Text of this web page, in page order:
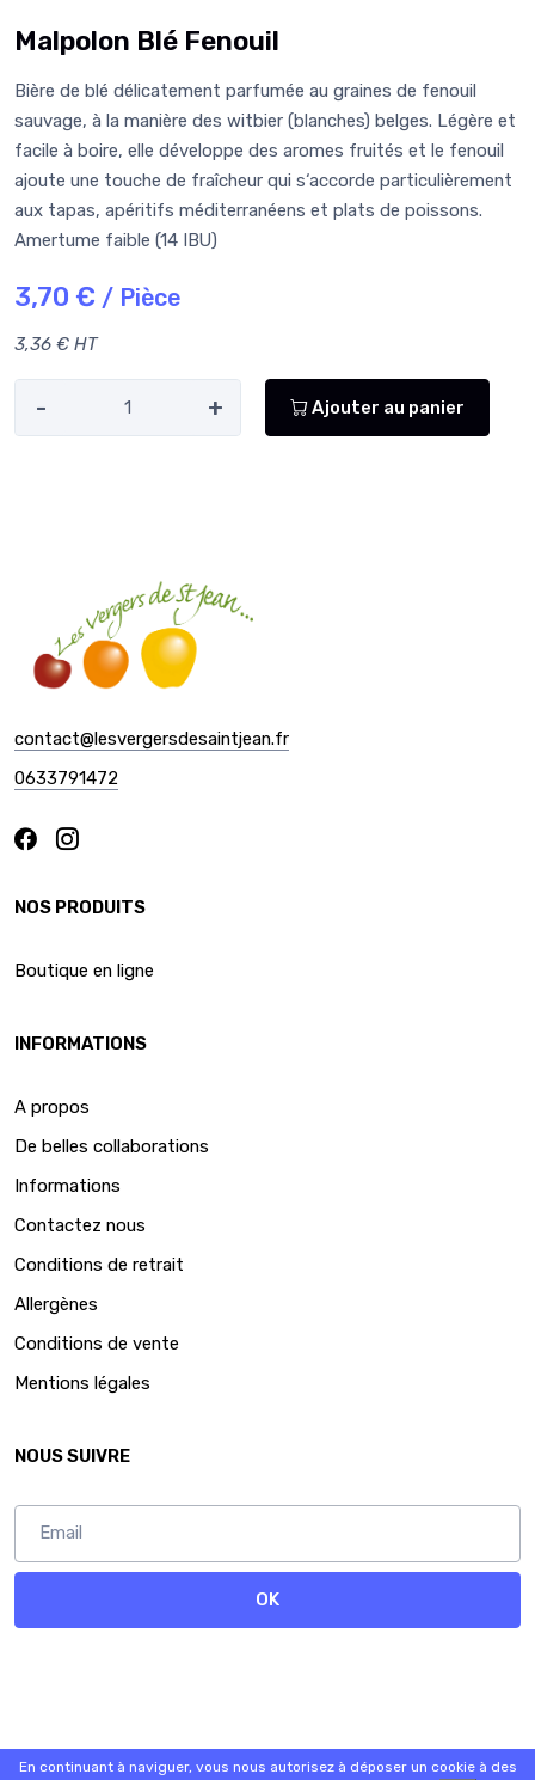
Malpolon Blé Fenouil
Bière de blé délicatement parfumée au graines de fenouil
sauvage, à la manière des witbier (blanches) belges. Légère et
facile à boire, elle développe des aromes fruités et le fenouil
ajoute une touche de fraîcheur qui s‘accorde particulièrement
aux tapas, apéritifs méditerranéens et plats de poissons.
Amertume faible (14 IBU)
3,70 € / Pièce
3,36 € HT
- + Ajouter au panier
contact@lesvergersdesaintjean.fr
0633791472
NOS PRODUITS
Boutique en ligne
INFORMATIONS
A propos
De belles collaborations
Informations
Contactez nous
Conditions de retrait
Allergènes
Conditions de vente
Mentions légales
NOUS SUIVRE
OK
© 2026 - LogicielSaasFood - Logiciel de gestion de commande sur
En continuant à naviguer, vous nous autorisez à déposer un cookie à des